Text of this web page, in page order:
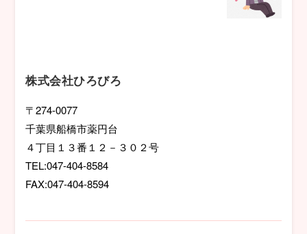
シ
ョ
ン
株式会社ひろびろ
〒274-0077
千葉県船橋市薬円台
４丁目１３番１２－３０２号
TEL:047-404-8584
FAX:047-404-8594